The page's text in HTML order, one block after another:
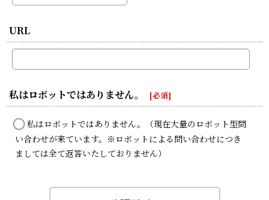
URL
私はロボットではありません。 [必須]
私はロボットではありません。（現在大量のロボット型問
い合わせが来ています。※ロボットによる問い合わせにつき
ましては全て返答いたしておりません）